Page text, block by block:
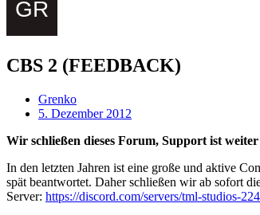
CBS 2 (FEEDBACK)
Grenko
5. Dezember 2012
Wir schließen dieses Forum, Support ist
In den letzten Jahren ist eine große und aktive
spät beantwortet. Daher schließen wir ab sofort
Server: https://discord.com/servers/tml-studios-